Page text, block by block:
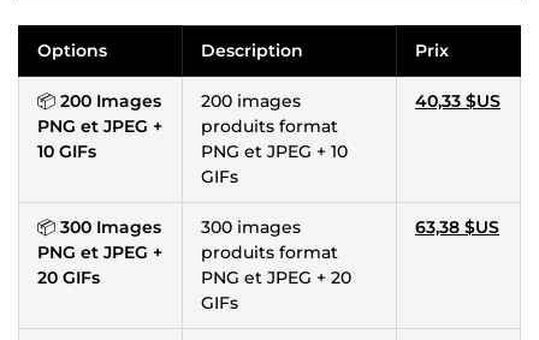
Options Description Prix
📦 200 Images
PNG et JPEG +
10 GIFs
200 images
produits format
PNG et JPEG + 10
GIFs
40,33 $US
📦 300 Images
PNG et JPEG +
20 GIFs
300 images
produits format
PNG et JPEG + 20
GIFs
63,38 $US